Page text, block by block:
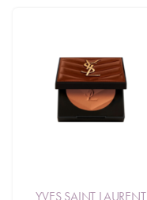
YVES SAINT LAURENT